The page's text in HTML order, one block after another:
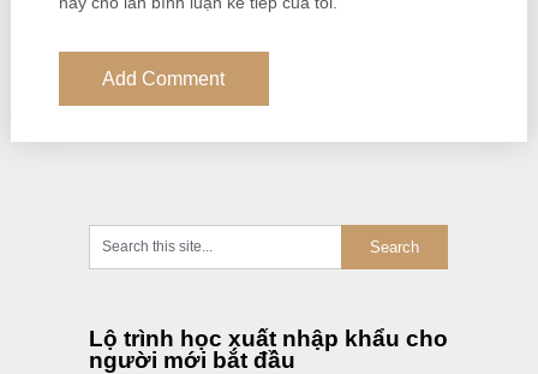
Lộ trình học xuất nhập khẩu cho
người mới bắt đầu